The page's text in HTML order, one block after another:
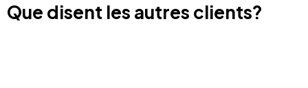
Que disent les autres clients?